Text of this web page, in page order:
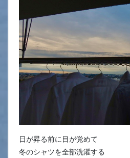
日が昇る前に目が覚めて
冬のシャツを全部洗濯する